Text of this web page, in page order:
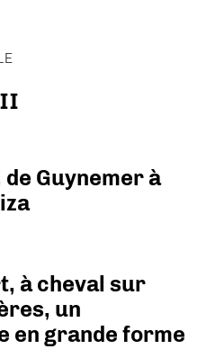
II
de Guynemer à
à cheval sur
un
en grande forme